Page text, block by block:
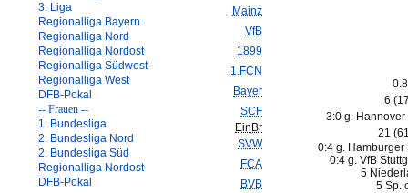
3. Liga
Regionalliga Bayern
Regionalliga Nord
Regionalliga Nordost
Regionalliga Südwest
Regionalliga West
DFB-Pokal
-- Frauen --
1. Bundesliga
2. Bundesliga Nord
2. Bundesliga Süd
Regionalliga Nordost
DFB-Pokal
Mainz
VfB
1899
1.FCN
Bayer
SCF
EinBr
SVW
FCA
BVB
6
3:0 g. Hannover
21
0:4 g. Hamburger
0:4 g. VfB
5
5 Sp.